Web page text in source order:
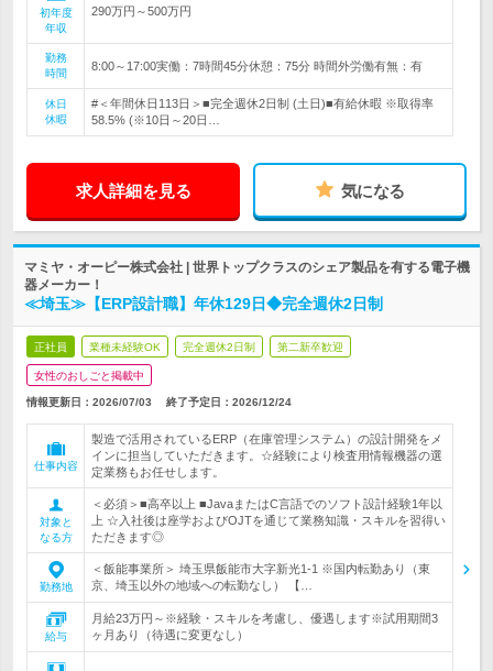
初年度
年収
290万円～500万円
勤務
時間
8:00～17:00実働：7時間45分休憩：75分 時間外労働有無：有
休日
休暇
#＜年間休日113日＞■完全週休2日制 (土日)■有給休暇 ※取得率
58.5% (※10日～20日…
求人詳細を見る 気になる
マミヤ・オーピー株式会社 | 世界トップクラスのシェア製品を有する電子機
器メーカー！
≪埼玉≫【ERP設計職】年休129日◆完全週休2日制
正社員 業種未経験OK 完全週休2日制 第二新卒歓迎
女性のおしごと掲載中
情報更新日：2026/07/03 終了予定日： 2026/12/24
仕事内容
製造で活用されているERP（在庫管理システム）の設計開発をメ
インに担当していただきます。☆経験により検査用情報機器の選
定業務もお任せします。
対象と
なる方
＜必須＞■高卒以上 ■JavaまたはC言語でのソフト設計経験1年以
上 ☆入社後は座学およびOJTを通じて業務知識・スキルを習得い
ただきます◎
勤務地
＜飯能事業所＞ 埼玉県飯能市大字新光1-1 ※国内転勤あり（東
京、埼玉以外の地域への転勤なし） 【…
給与
月給23万円～※経験・スキルを考慮し、優遇します※試用期間3
ヶ月あり（待遇に変更なし）